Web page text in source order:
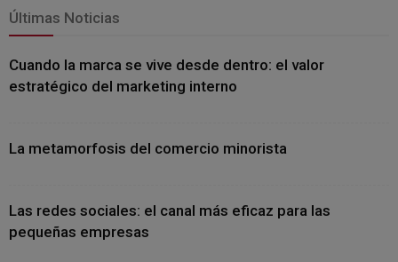
Últimas Noticias
Cuando la marca se vive desde dentro: el valor
estratégico del marketing interno
La metamorfosis del comercio minorista
Las redes sociales: el canal más eficaz para las
pequeñas empresas